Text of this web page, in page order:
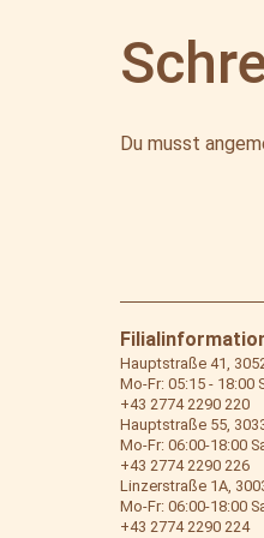
Du musst
Hauptstraße 41,
Mo-Fr: 05:15 - 18:00
+43 2774 2290 220
Hauptstraße 55,
Mo-Fr: 06:00-18:00
+43 2774 2290 226
Linzerstraße 1A,
Mo-Fr: 06:00-18:00
+43 2774 2290 224